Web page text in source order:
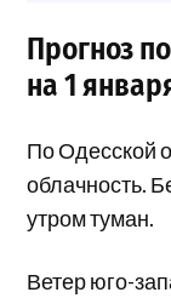
Прогноз
на 1
По Одесской
облачность.
утром туман.
Ветер юго-